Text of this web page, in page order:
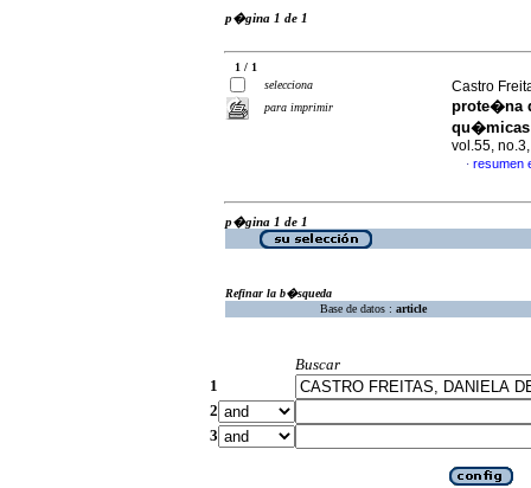
p�gina 1 de 1
1 / 1
selecciona
para imprimir
Castro
prote�na
qu�micas
vol.55,
· resumen
p�gina 1 de 1
Refinar la b�squeda
Base de datos : article
Buscar
1
2
3